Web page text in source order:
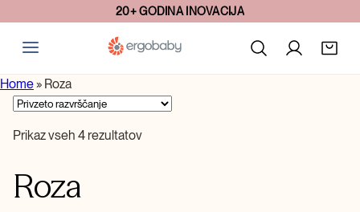
20+ GODINA INOVACIJA
Home» Roza
Prikaz vseh 4 rezultatov
Roza